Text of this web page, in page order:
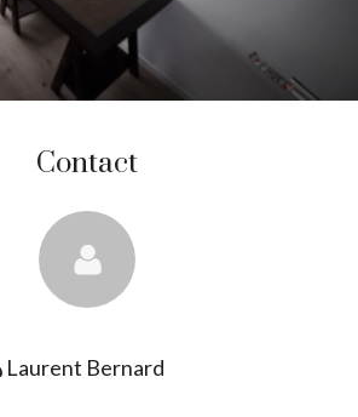
Contact
Laurent Bernard